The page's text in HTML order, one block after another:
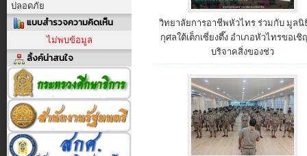
ปลอดภัย
แบบสำรวจความคิดเห็น
ไม่พบข้อมูล
ลิ้งค์น่าสนใจ
วิทยาลัยการอาชีพหัวไทร ร่วมกับ มูลนิ
กุศลใต้เต็กเซี่ยงตึ๊ง อำเภอหัวไทรขอเชิ
บริจาคสิ่งของช่ว
ประกาศผู้ชนะการเสนอราคา ประกว
คอมพิวเตอร์พร้อมระบบรักษาความมั่